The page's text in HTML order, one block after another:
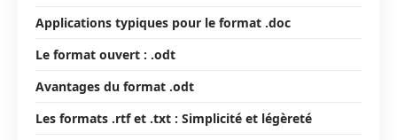
Applications typiques pour le format .doc
Le format ouvert : .odt
Avantages du format .odt
Les formats .rtf et .txt : Simplicité et légèreté